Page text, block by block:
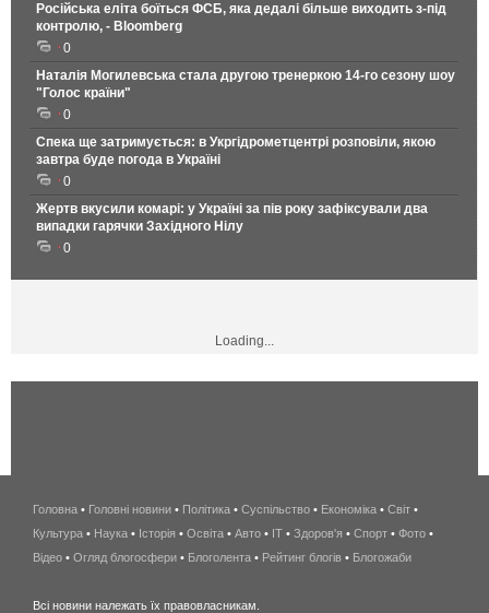
Російська еліта боїться ФСБ, яка дедалі більше виходить з-під
контролю, - Bloomberg
0
Наталія Могилевська стала другою тренеркою 14-го сезону шоу
"Голос країни"
0
Спека ще затримується: в Укргідрометцентрі розповіли, якою
завтра буде погода в Україні
0
Жертв вкусили комарі: у Україні за пів року зафіксували два
випадки гарячки Західного Нілу
0
Loading...
беспроводной
интернет
киев
Головна • Головні новини • Політика • Суспільство • Економіка • Світ •
Культура • Наука • Історія • Освіта • Авто • IT • Здоров'я • Спорт • Фото •
Відео • Огляд блогосфери • Блоголента • Рейтинг блогів • Блогожаби
Всі новини належать їх правовласникам.